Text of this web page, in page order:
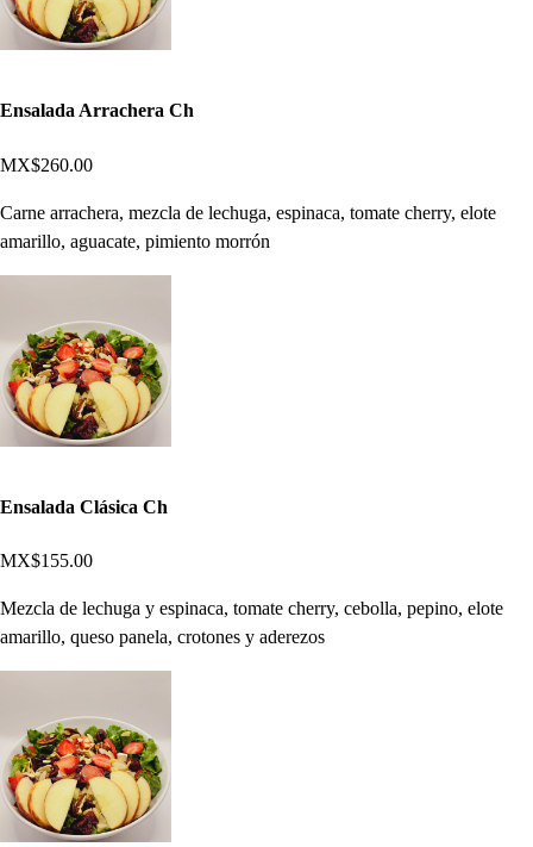
Ensalada Arrachera Ch
MX$260.00
Carne arrachera, mezcla de lechuga, espinaca, tomate cherry, elote
amarillo, aguacate, pimiento morrón
Ensalada Clásica Ch
MX$155.00
Mezcla de lechuga y espinaca, tomate cherry, cebolla, pepino, elote
amarillo, queso panela, crotones y aderezos